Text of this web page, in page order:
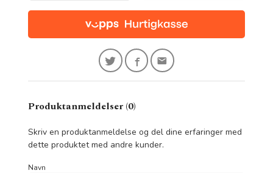
Produktanmeldelser (0)
Skriv en produktanmeldelse og del dine erfaringer med
dette produktet med andre kunder.
Navn